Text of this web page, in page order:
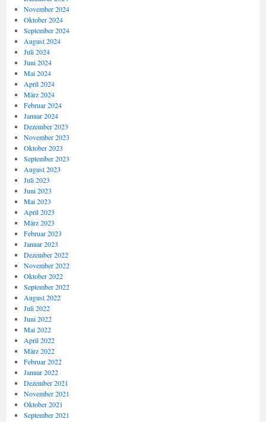
November 2024
Oktober 2024
September 2024
August 2024
Juli 2024
Juni 2024
Mai 2024
April 2024
März 2024
Februar 2024
Januar 2024
Dezember 2023
November 2023
Oktober 2023
September 2023
August 2023
Juli 2023
Juni 2023
Mai 2023
April 2023
März 2023
Februar 2023
Januar 2023
Dezember 2022
November 2022
Oktober 2022
September 2022
August 2022
Juli 2022
Juni 2022
Mai 2022
April 2022
März 2022
Februar 2022
Januar 2022
Dezember 2021
November 2021
Oktober 2021
September 2021